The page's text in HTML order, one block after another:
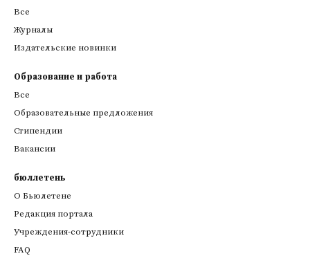
Все
Журналы
Издательские новинки
Образование и работа
Все
Образовательные предложения
Стипендии
Вакансии
бюллетень
О Бьюлетене
Редакция портала
Учреждения-сотрудники
FAQ